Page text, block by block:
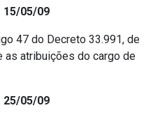
15/05/09
47 do Decreto 33.991, de
atribuições do cargo de
25/05/09